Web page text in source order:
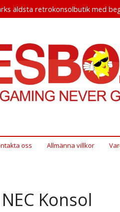
äldsta retrokonsolbutik med
oss Allmänna villkor
NEC Konsol